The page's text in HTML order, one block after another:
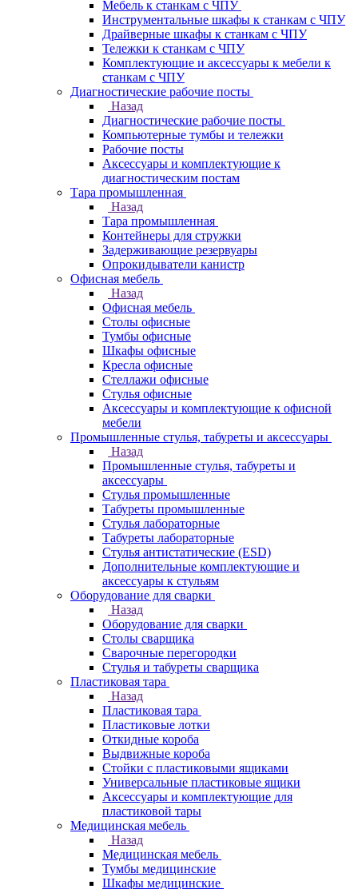
Мебель к станкам с ЧПУ
Инструментальные шкафы к станкам с ЧПУ
Драйверные шкафы к станкам с ЧПУ
Тележки к станкам с ЧПУ
Комплектующие и аксессуары к мебели к
станкам с ЧПУ
Диагностические рабочие посты
Назад
Диагностические рабочие посты
Компьютерные тумбы и тележки
Рабочие посты
Аксессуары и комплектующие к
диагностическим постам
Тара промышленная
Назад
Тара промышленная
Контейнеры для стружки
Задерживающие резервуары
Опрокидыватели канистр
Офисная мебель
Назад
Офисная мебель
Столы офисные
Тумбы офисные
Шкафы офисные
Кресла офисные
Стеллажи офисные
Стулья офисные
Аксессуары и комплектующие к офисной
мебели
Промышленные стулья, табуреты и аксессуары
Назад
Промышленные стулья, табуреты и
аксессуары
Стулья промышленные
Табуреты промышленные
Стулья лабораторные
Табуреты лабораторные
Стулья антистатические (ESD)
Дополнительные комплектующие и
аксессуары к стульям
Оборудование для сварки
Назад
Оборудование для сварки
Столы сварщика
Сварочные перегородки
Стулья и табуреты сварщика
Пластиковая тара
Назад
Пластиковая тара
Пластиковые лотки
Откидные короба
Выдвижные короба
Стойки с пластиковыми ящиками
Универсальные пластиковые ящики
Аксессуары и комплектующие для
пластиковой тары
Медицинская мебель
Назад
Медицинская мебель
Тумбы медицинские
Шкафы медицинские